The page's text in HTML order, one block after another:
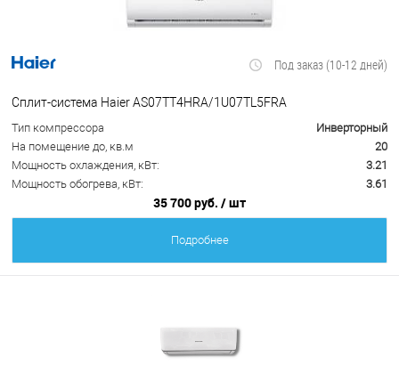
Под заказ (10-12 дней)
Сплит-система Haier AS07TT4HRA/1U07TL5FRA
Тип компрессора
Инверторный
На помещение до, кв.м
20
Мощность охлаждения, кВт:
3.21
Мощность обогрева, кВт:
3.61
35 700 руб. / шт
Подробнее